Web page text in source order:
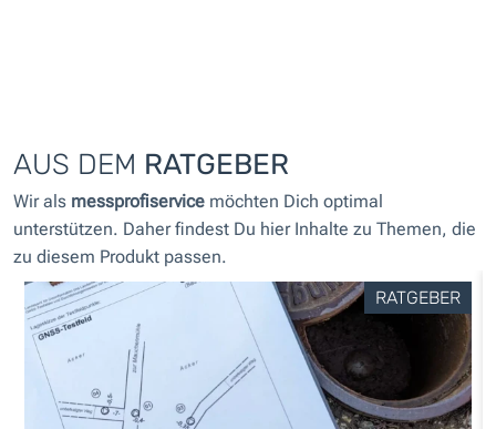
AUS DEM RATGEBER
Wir als messprofiservice möchten Dich optimal
unterstützen. Daher findest Du hier Inhalte zu Themen, die
zu diesem Produkt passen.
RATGEBER